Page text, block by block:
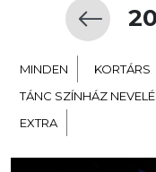
MINDEN KORTÁRS
TÁNC SZÍNHÁZ
EXTRA